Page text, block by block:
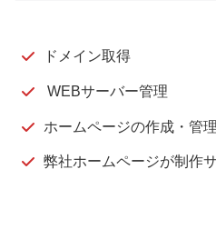
ドメイン取得
WEBサーバー管理
ホームページの作成・管理
弊社ホームページが制作